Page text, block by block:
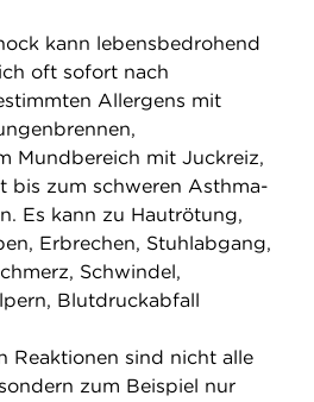
kann lebensbedrohend
oft sofort nach
Allergens mit
Mundbereich mit Juckreiz,
bis zum schweren Asthma-
Es kann zu Hautrötung,
Erbrechen, Stuhlabgang,
Schwindel,
Blutdruckabfall
Reaktionen sind nicht alle
zum Beispiel nur